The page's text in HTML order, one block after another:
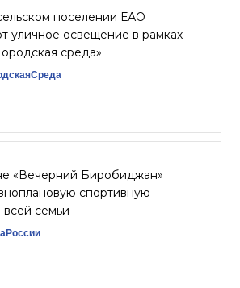
поселении ЕАО
уличное освещение в рамках
среда»
«Вечерний Биробиджан»
спортивную
семьи